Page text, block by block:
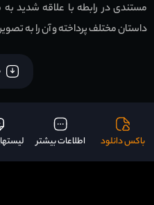
مستندی در رابطه با علاقه شدید
داستان مختلف پرداخته و آن را به
باکس دانلود اطلاعات بیشتر